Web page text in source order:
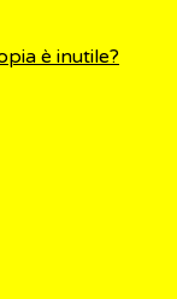
è inutile?